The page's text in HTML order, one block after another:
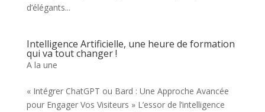
d’élégants...
Intelligence Artificielle, une heure de formation
qui va tout changer !
A la une
« Intégrer ChatGPT ou Bard : Une Approche Avancée
pour Engager Vos Visiteurs » L’essor de l’intelligence